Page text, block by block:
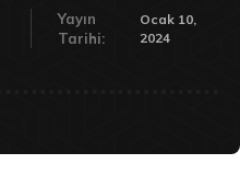
Yayın
Tarihi:
Ocak 10,
2024